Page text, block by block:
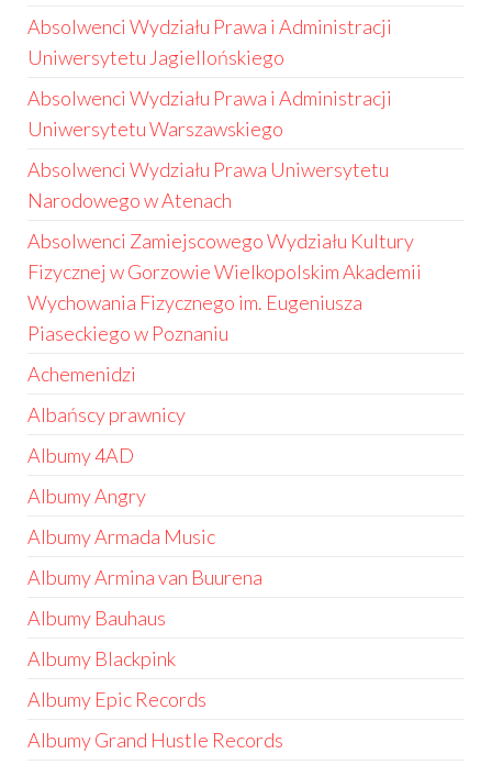
Absolwenci Wydziału Prawa i Administracji
Uniwersytetu Jagiellońskiego
Absolwenci Wydziału Prawa i Administracji
Uniwersytetu Warszawskiego
Absolwenci Wydziału Prawa Uniwersytetu
Narodowego w Atenach
Absolwenci Zamiejscowego Wydziału Kultury
Fizycznej w Gorzowie Wielkopolskim Akademii
Wychowania Fizycznego im. Eugeniusza
Piaseckiego w Poznaniu
Achemenidzi
Albańscy prawnicy
Albumy 4AD
Albumy Angry
Albumy Armada Music
Albumy Armina van Buurena
Albumy Bauhaus
Albumy Blackpink
Albumy Epic Records
Albumy Grand Hustle Records